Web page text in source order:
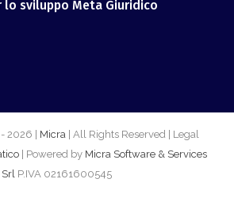
SrlP.IVA 02161600545